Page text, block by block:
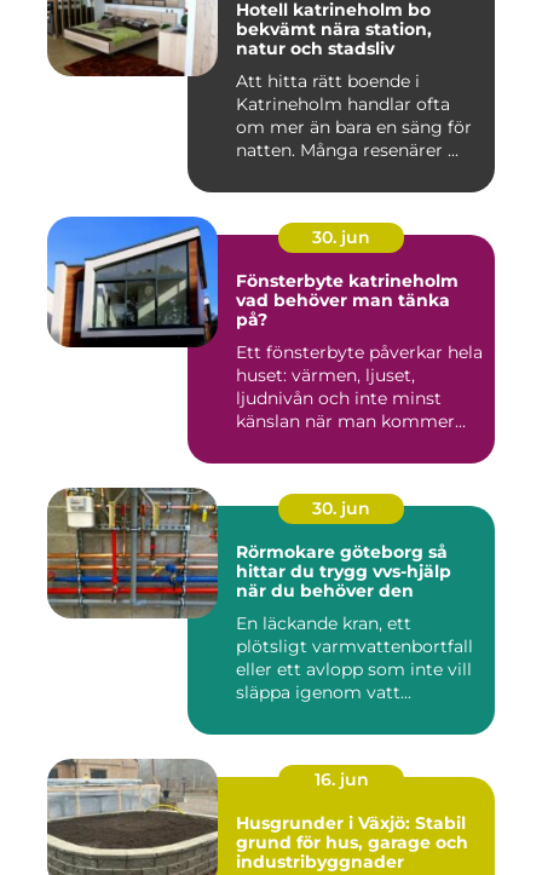
Hotell katrineholm bo
bekvämt nära station,
natur och stadsliv
Att hitta rätt boende i
Katrineholm handlar ofta
om mer än bara en säng för
natten. Många resenärer ...
30. jun
Fönsterbyte katrineholm
vad behöver man tänka
på?
Ett fönsterbyte påverkar hela
huset: värmen, ljuset,
ljudnivån och inte minst
känslan när man kommer...
30. jun
Rörmokare göteborg så
hittar du trygg vvs-hjälp
när du behöver den
En läckande kran, ett
plötsligt varmvattenbortfall
eller ett avlopp som inte vill
släppa igenom vatt...
16. jun
Husgrunder i Växjö: Stabil
grund för hus, garage och
industribyggnader